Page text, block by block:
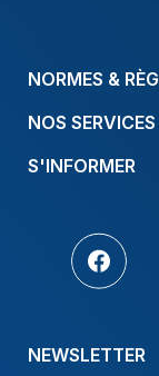
NORMES &
NOS SERVICES
S'INFORMER
NEWSLETTER